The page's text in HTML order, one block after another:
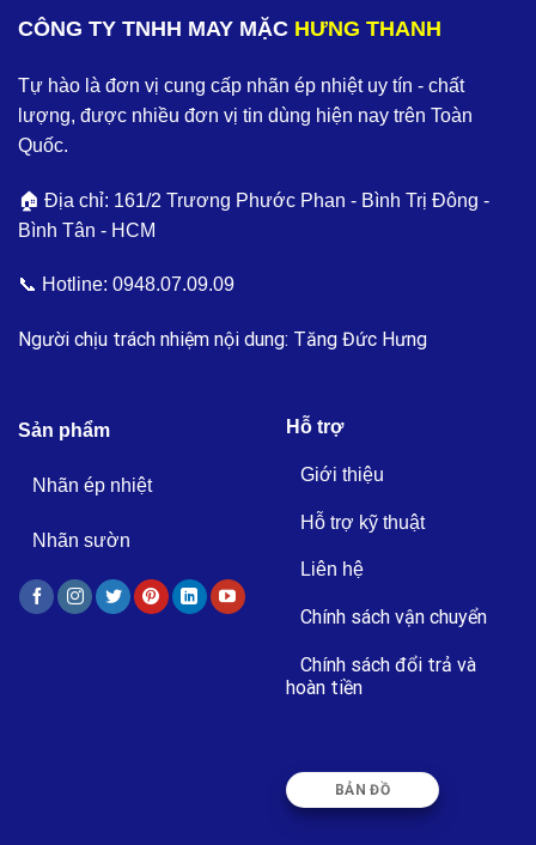
CÔNG TY TNHH MAY MẶC HƯNG THANH
Tự hào là đơn vị cung cấp nhãn ép nhiệt uy tín - chất
lượng, được nhiều đơn vị tin dùng hiện nay trên Toàn
Quốc.
🏠 Địa chỉ: 161/2 Trương Phước Phan - Bình Trị Đông -
Bình Tân - HCM
📞 Hotline: 0948.07.09.09
Người chịu trách nhiệm nội dung: Tăng Đức Hưng
Sản phẩm
Nhãn ép nhiệt
Nhãn sườn
Hỗ trợ
Giới thiệu
Hỗ trợ kỹ thuật
Liên hệ
Chính sách vận chuyển
Chính sách đổi trả và
hoàn tiền
BẢN ĐỒ